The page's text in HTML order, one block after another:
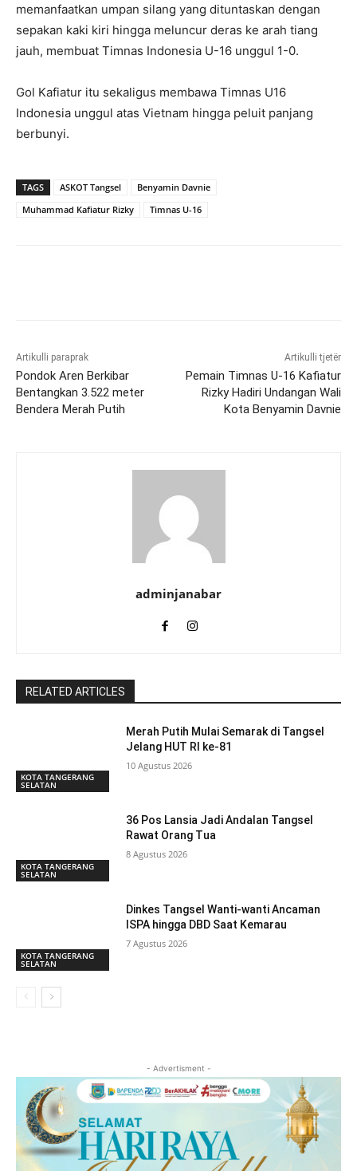
memanfaatkan umpan silang yang dituntaskan dengan
sepakan kaki kiri hingga meluncur deras ke arah tiang
jauh, membuat Timnas Indonesia U-16 unggul 1-0.
Gol Kafiatur itu sekaligus membawa Timnas U16
Indonesia unggul atas Vietnam hingga peluit panjang
berbunyi.
TAGS ASKOT Tangsel
Benyamin Davnie
Muhammad Kafiatur Rizky
Timnas U-16
Artikulli paraprak
Pondok Aren Berkibar
Bentangkan 3.522 meter
Bendera Merah Putih
Artikulli tjetër
Pemain Timnas U-16 Kafiatur
Rizky Hadiri Undangan Wali
Kota Benyamin Davnie
adminjanabar
RELATED ARTICLES
KOTA TANGERANG
SELATAN
Merah Putih Mulai Semarak di Tangsel
Jelang HUT RI ke-81
10 Agustus 2026
KOTA TANGERANG
SELATAN
36 Pos Lansia Jadi Andalan Tangsel
Rawat Orang Tua
8 Agustus 2026
KOTA TANGERANG
SELATAN
Dinkes Tangsel Wanti-wanti Ancaman
ISPA hingga DBD Saat Kemarau
7 Agustus 2026
- Advertisment -